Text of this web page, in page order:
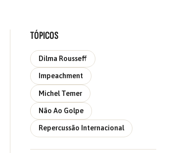
TÓPICOS
Dilma Rousseff
Impeachment
Michel Temer
Não Ao Golpe
Repercussão Internacional